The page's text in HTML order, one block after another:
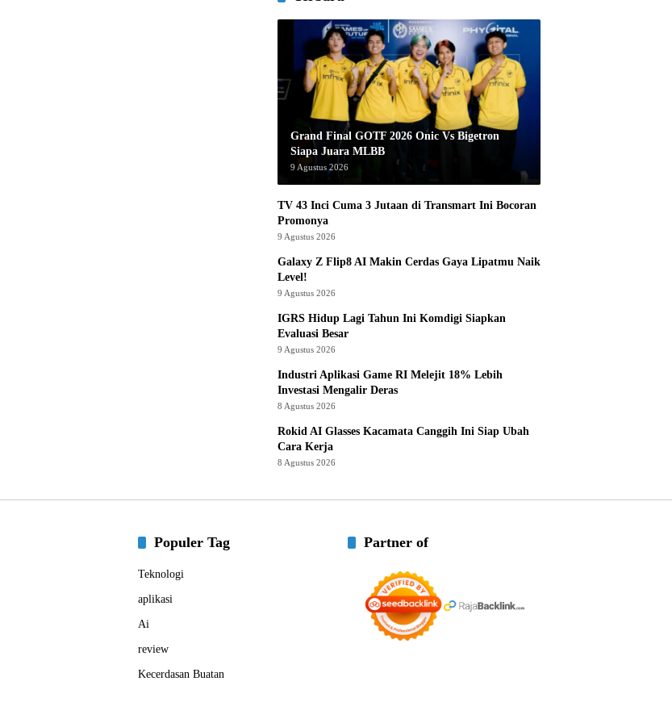
Grand Final GOTF 2026 Onic Vs Bigetron
Siapa Juara MLBB
9 Agustus 2026
TV 43 Inci Cuma 3 Jutaan di Transmart Ini Bocoran
Promonya
9 Agustus 2026
Galaxy Z Flip8 AI Makin Cerdas Gaya Lipatmu Naik
Level!
9 Agustus 2026
IGRS Hidup Lagi Tahun Ini Komdigi Siapkan
Evaluasi Besar
9 Agustus 2026
Industri Aplikasi Game RI Melejit 18% Lebih
Investasi Mengalir Deras
8 Agustus 2026
Rokid AI Glasses Kacamata Canggih Ini Siap Ubah
Cara Kerja
8 Agustus 2026
Populer Tag
Teknologi
aplikasi
Ai
review
Kecerdasan Buatan
Partner of